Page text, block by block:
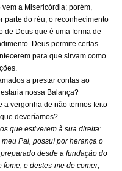
a Misericórdia; porém,
parte do réu, o reconhecimento
de Deus que é uma forma de
Deus permite certas
para que sirvam como
a prestar contas ao
nossa Balança?
a vergonha de não termos feito
deveríamos?
que estiverem à sua direita:
Pai, possuí por herança o
desde a fundação do
fome, e destes-me de comer;